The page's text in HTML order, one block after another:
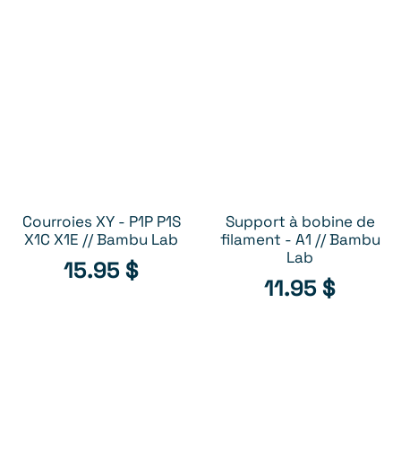
AJOUTER AU PANIER
Courroies XY - P1P P1S
X1C X1E // Bambu Lab
15.95$
AJOUTER AU PANIER
Support à bobine de
filament - A1 // Bambu
Lab
11.95$